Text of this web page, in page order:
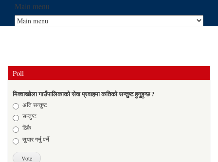
Main menu
Poll
मिक्वाखोला गाउँपालिकाको सेवा प्रवाहमा कतिको सन्तुष्ट हुनुहुन्छ ?
Choicesअति सन्तुष्ट
सन्तुष्ट
ठिकै
सुधार गर्नु पर्ने